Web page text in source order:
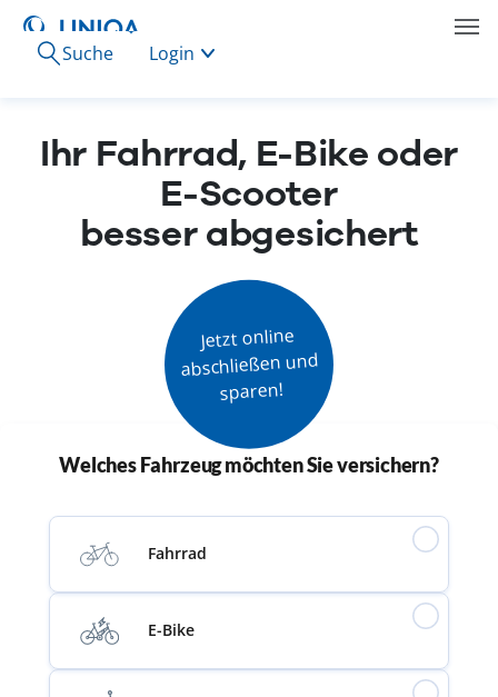
Suche Login
Ihr Fahrrad, E-Bike oder
E-Scooter
besser abgesichert
Jetzt online
abschließen und
sparen!
Welches Fahrzeug möchten Sie versichern?
Fahrrad
E-Bike